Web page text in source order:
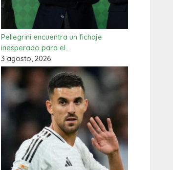
Pellegrini encuentra un fichaje
inesperado para el…
3 agosto, 2026